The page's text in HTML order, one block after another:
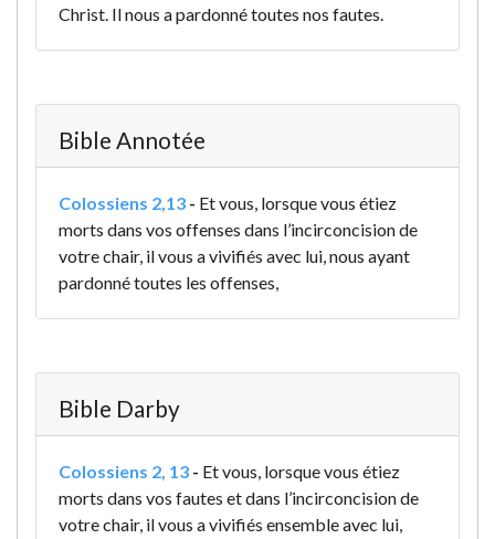
Christ. Il nous a pardonné toutes nos fautes.
Bible Annotée
Colossiens 2,13 - Et vous, lorsque vous étiez
morts dans vos offenses dans l’incirconcision de
votre chair, il vous a vivifiés avec lui, nous ayant
pardonné toutes les offenses,
Bible Darby
Colossiens 2, 13 - Et vous, lorsque vous étiez
morts dans vos fautes et dans l’incirconcision de
votre chair, il vous a vivifiés ensemble avec lui,